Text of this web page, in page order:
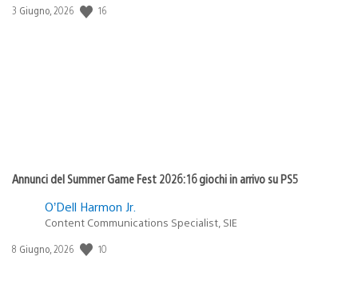
Data
3 Giugno, 2026 16
Annunci del Summer Game Fest 2026: 16 giochi in arrivo su PS5
O’Dell Harmon Jr.
Content Communications Specialist, SIE
Data
8 Giugno, 2026 10